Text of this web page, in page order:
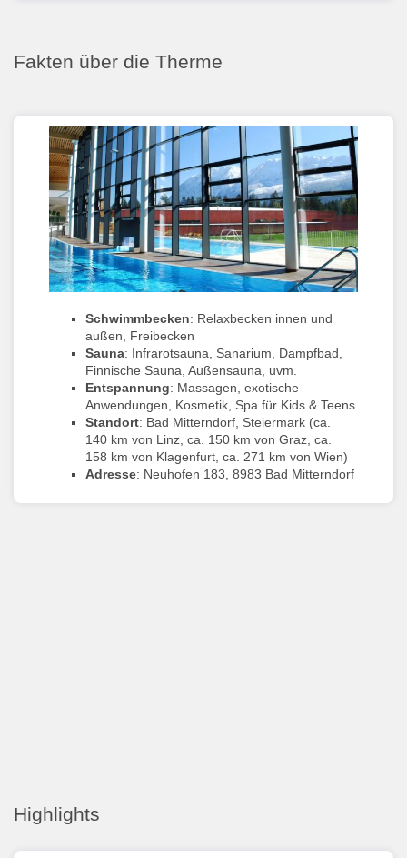
Fakten über die Therme
Schwimmbecken: Relaxbecken innen und
außen, Freibecken
Sauna: Infrarotsauna, Sanarium, Dampfbad,
Finnische Sauna, Außensauna, uvm.
Entspannung: Massagen, exotische
Anwendungen, Kosmetik, Spa für Kids & Teens
Standort: Bad Mitterndorf, Steiermark (ca.
140 km von Linz, ca. 150 km von Graz, ca.
158 km von Klagenfurt, ca. 271 km von Wien)
Adresse: Neuhofen 183, 8983 Bad Mitterndorf
Highlights